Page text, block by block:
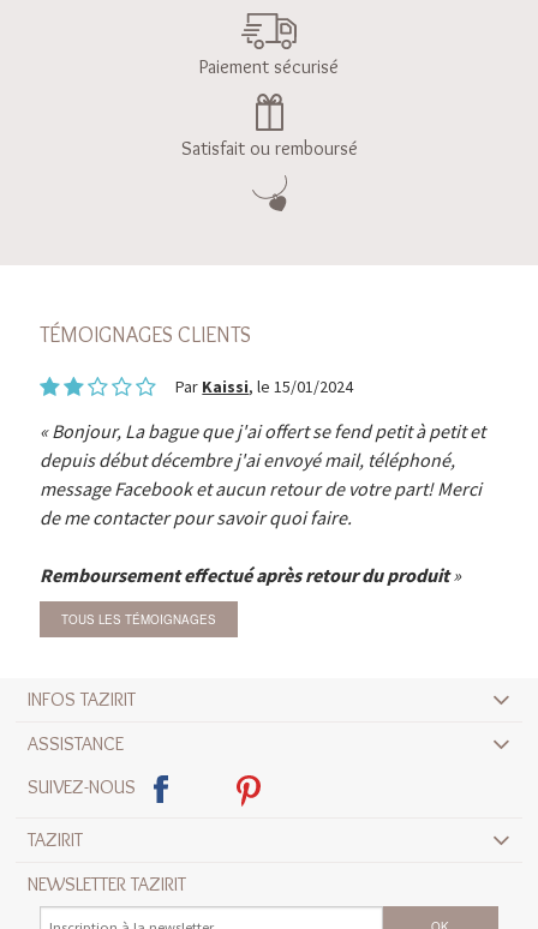
Paiement sécurisé
Satisfait ou remboursé
TÉMOIGNAGES CLIENTS
Par Kaissi, le 15/01/2024
Bonjour, La bague que j'ai offert se fend petit à petit et
depuis début décembre j'ai envoyé mail, téléphoné,
message Facebook et aucun retour de votre part! Merci
de me contacter pour savoir quoi faire.
Remboursement effectué après retour du produit
TOUS LES TÉMOIGNAGES
INFOS TAZIRIT
ASSISTANCE
SUIVEZ-NOUS
TAZIRIT
NEWSLETTER TAZIRIT